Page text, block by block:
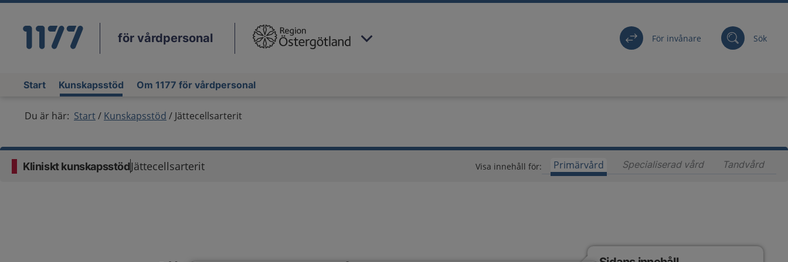
för vårdpersonal Du har valt regionÖstergötland För invånare Sök
Start Kunskapsstöd Om 1177 för vårdpersonal
Du är här: Start Kunskapsstöd Jättecellsarterit
Kliniskt kunskapsstödJättecellsarterit Visa innehåll för: Primärvård Specialiserad vårdInnehåll för
Tandvård